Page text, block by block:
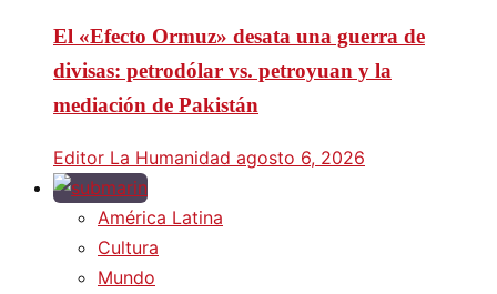
El «Efecto Ormuz» desata una guerra de
divisas: petrodólar vs. petroyuan y la
mediación de Pakistán
Editor La Humanidad agosto 6, 2026
América Latina
Cultura
Mundo